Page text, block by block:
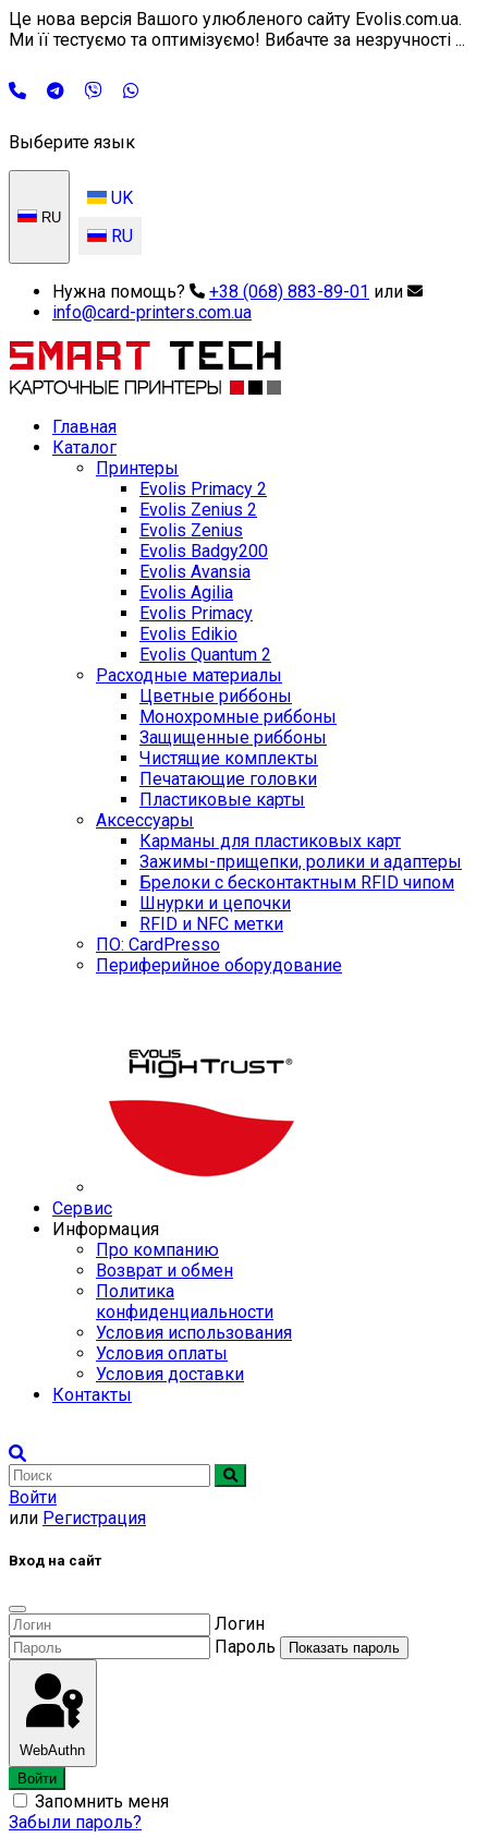
Це нова версія Вашого улюбленого сайту Evolis.com.ua.
Ми її тестуємо та оптимізуємо! Вибачте за незручності ...
Выберите язык
RU
UK
RU
Нужна помощь? +38 (068) 883-89-01 или
info@card-printers.com.ua
Главная
Каталог
Принтеры
Evolis Primacy 2
Evolis Zenius 2
Evolis Zenius
Evolis Badgy200
Evolis Avansia
Evolis Agilia
Evolis Primacy
Evolis Edikio
Evolis Quantum 2
Расходные материалы
Цветные риббоны
Монохромные риббоны
Защищенные риббоны
Чистящие комплекты
Печатающие головки
Пластиковые карты
Аксессуары
Карманы для пластиковых карт
Зажимы-прищепки, ролики и адаптеры
Брелоки с бесконтактным RFID чипом
Шнурки и цепочки
RFID и NFC метки
ПО: CardPresso
Периферийное оборудование
Сервис
Информация
Про компанию
Возврат и обмен
Политика
конфиденциальности
Условия использования
Условия оплаты
Условия доставки
Контакты
Войти
или Регистрация
Вход на сайт
Логин
Пароль
Показать пароль
WebAuthn
Войти
Запомнить меня
Забыли пароль?